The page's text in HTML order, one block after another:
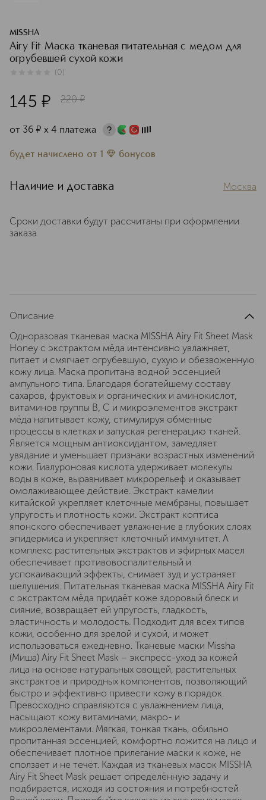
MISSHA
Airy Fit Маска тканевая питательная с медом для
огрубевшей сухой кожи
(0)
145 ¤ 220 ¤
от 36 ¤ х 4 платежа
будет начислено от 1 бонусов
Наличие и доставка Москва
Сроки доставки будут рассчитаны при оформлении
заказа
Описание
Одноразовая тканевая маска MISSHA Airy Fit Sheet Mask
Honey с экстрактом мёда интенсивно увлажняет,
питает и смягчает огрубевшую, сухую и обезвоженную
кожу лица. Маска пропитана водной эссенцией
ампульного типа. Благодаря богатейшему составу
сахаров, фруктовых и органических и аминокислот,
витаминов группы B, C и микроэлементов экстракт
мёда напитывает кожу, стимулируя обменные
процессы в клетках и запуская регенерацию тканей.
Является мощным антиоксидантом, замедляет
увядание и уменьшает признаки возрастных изменений
кожи. Гиалуроновая кислота удерживает молекулы
воды в коже, выравнивает микрорельеф и оказывает
омолаживающее действие. Экстракт камелии
китайской укрепляет клеточные мембраны, повышает
упругость и плотность кожи. Экстракт коптиса
японского обеспечивает увлажнение в глубоких слоях
эпидермиса и укрепляет клеточный иммунитет. А
комплекс растительных экстрактов и эфирных масел
обеспечивает противовоспалительный и
успокаивающий эффекты, снимает зуд и устраняет
шелушения. Питательная тканевая маска MISSHA Airy Fit
с экстрактом мёда придаёт коже здоровый блеск и
сияние, возвращает ей упругость, гладкость,
эластичность и молодость. Подходит для всех типов
кожи, особенно для зрелой и сухой, и может
использоваться ежедневно. Тканевые маски Missha
(Миша) Airy Fit Sheet Mask – экспресс-уход за кожей
лица на основе натуральных овощей, растительных
экстрактов и природных компонентов, позволяющий
быстро и эффективно привести кожу в порядок.
Превосходно справляются с увлажнением лица,
насыщают кожу витаминами, макро- и
микроэлементами. Мягкая, тонкая ткань, обильно
пропитанная эссенцией, комфортно ложится на лицо и
обеспечивает плотное прилегание маски к коже, не
сползает и не течёт. Каждая из тканевых масок MISSHA
Airy Fit Sheet Mask решает определённую задачу и
подбирается, исходя из состояния и потребностей